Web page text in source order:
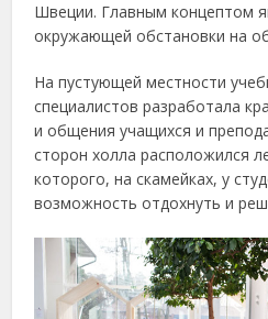
Швеции. Главным концептом
окружающей обстановки на
На пустующей местности
специалистов разработала
и общения учащихся и
сторон холла расположился
которого, на скамейках, у
возможность отдохнуть и